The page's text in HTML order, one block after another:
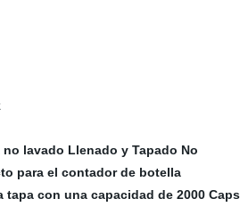
lavado Llenado y Tapado No
para el contador de botella
tapa con una capacidad de 2000 Caps